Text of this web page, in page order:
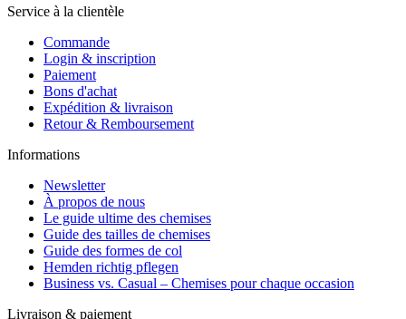
Service à la clientèle
Commande
Login & inscription
Paiement
Bons d'achat
Expédition & livraison
Retour & Remboursement
Informations
Newsletter
À propos de nous
Le guide ultime des chemises
Guide des tailles de chemises
Guide des formes de col
Hemden richtig pflegen
Business vs. Casual – Chemises pour chaque occasion
Livraison & paiement